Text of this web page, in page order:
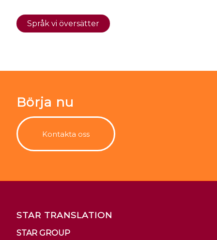
Språk vi översätter
Börja nu
Kontakta oss
STAR TRANSLATION
STAR GROUP